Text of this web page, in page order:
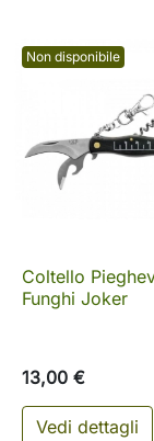
Non disponibile
Coltello
Funghi Joker
13,00 €
Vedi dettagli